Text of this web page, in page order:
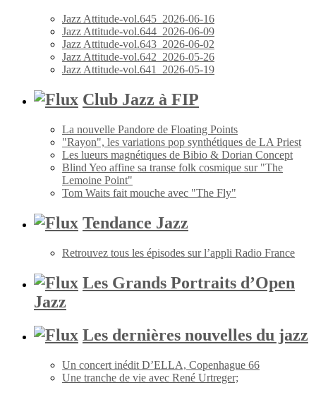
Jazz Attitude-vol.645_2026-06-16
Jazz Attitude-vol.644_2026-06-09
Jazz Attitude-vol.643_2026-06-02
Jazz Attitude-vol.642_2026-05-26
Jazz Attitude-vol.641_2026-05-19
Club Jazz à FIP
La nouvelle Pandore de Floating Points
"Rayon", les variations pop synthétiques de LA Priest
Les lueurs magnétiques de Bibio & Dorian Concept
Blind Yeo affine sa transe folk cosmique sur "The
Lemoine Point"
Tom Waits fait mouche avec "The Fly"
Tendance Jazz
Retrouvez tous les épisodes sur l’appli Radio France
Les Grands Portraits d’Open
Jazz
Les dernières nouvelles du jazz
Un concert inédit D’ELLA, Copenhague 66
Une tranche de vie avec René Urtreger;